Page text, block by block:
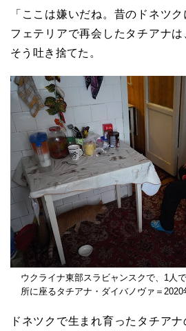
「ここは嫌いだね。昔のドネツ
フェテリアで再会したタチアナ
そう吐き捨てた。
ウクライナ東部スラビャンスクで、1人
所に座るタチアナ・ダイバノヴァ＝
ドネツクで生まれ育ったタチア